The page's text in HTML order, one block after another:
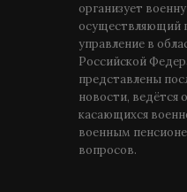
организует
осуществляющий
управление в
Российской
представлены
новости, ведётся
касающихся
военным
вопросов.